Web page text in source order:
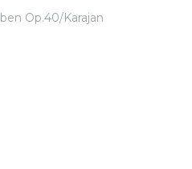
Op.40/Karajan